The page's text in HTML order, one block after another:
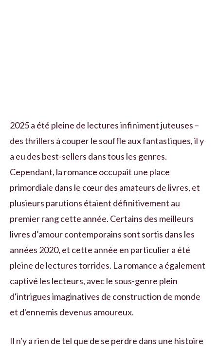
2025 a été pleine de lectures infiniment juteuses –
des thrillers à couper le souffle aux fantastiques, il y
a eu des best-sellers dans tous les genres.
Cependant, la romance occupait une place
primordiale dans le cœur des amateurs de livres, et
plusieurs parutions étaient définitivement au
premier rang cette année. Certains des meilleurs
livres d’amour contemporains sont sortis dans les
années 2020, et cette année en particulier a été
pleine de lectures torrides. La romance a également
captivé les lecteurs, avec le sous-genre plein
d'intrigues imaginatives de construction de monde
et d'ennemis devenus amoureux.
Il n'y a rien de tel que de se perdre dans une histoire